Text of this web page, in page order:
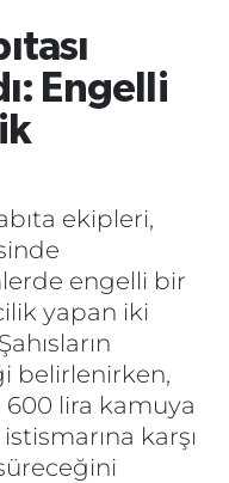
Engelli
ekipleri,
engelli bir
yapan iki
belirlenirken,
600 lira kamuya
karşı